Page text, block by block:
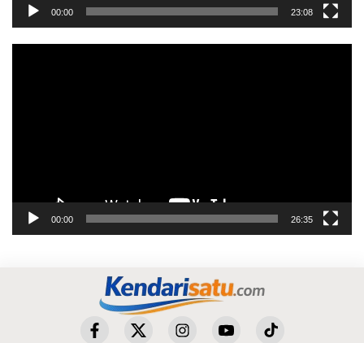
00:00 23:08
00:00 26:35